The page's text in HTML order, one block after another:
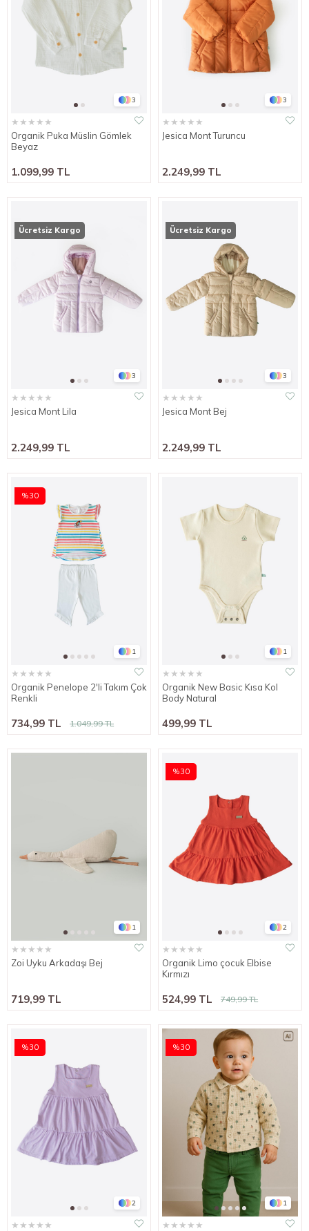
3
★★★★★
Organik Puka Müslin Gömlek
Beyaz
1.099,99 TL
3
★★★★★
Jesica Mont Turuncu
2.249,99 TL
3
★★★★★
Jesica Mont Lila
2.249,99 TL
Ücretsiz Kargo
3
★★★★★
Jesica Mont Bej
2.249,99 TL
Ücretsiz Kargo
1
★★★★★
Organik Penelope 2'li Takım Çok
Renkli
734,99 TL 1.049,99 TL
%30
1
★★★★★
Organik New Basic Kısa Kol
Body Natural
499,99 TL
1
★★★★★
Zoi Uyku Arkadaşı Bej
719,99 TL
2
★★★★★
Organik Limo çocuk Elbise
Kırmızı
524,99 TL 749,99 TL
%30
2
★★★★★
%30
1
★★★★★
%30